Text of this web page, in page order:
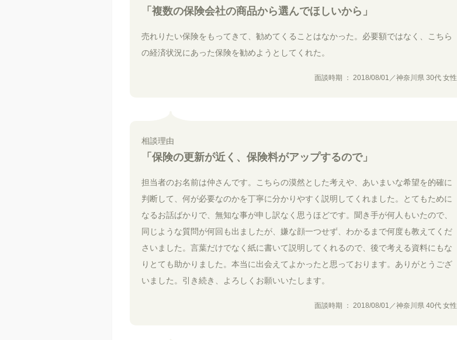
「複数の保険会社の商品から選んでほしいから」
売れりたい保険をもってきて、勧めてくることはなかった。必要額ではなく、こちら
の経済状況にあった保険を勧めようとしてくれた。
面談時期 ： 2018/08/01／神奈川県 30代 女性
相談理由
「保険の更新が近く、保険料がアップするので」
担当者のお名前は仲さんです。こちらの漠然とした考えや、あいまいな希望を的確に
判断して、何が必要なのかを丁寧に分かりやすく説明してくれました。とてもために
なるお話ばかりで、無知な事が申し訳なく思うほどです。聞き手が何人もいたので、
同じような質問が何回も出ましたが、嫌な顔一つせず、わかるまで何度も教えてくだ
さいました。言葉だけでなく紙に書いて説明してくれるので、後で考える資料にもな
りとても助かりました。本当に出会えてよかったと思っております。ありがとうござ
いました。引き続き、よろしくお願いいたします。
面談時期 ： 2018/08/01／神奈川県 40代 女性